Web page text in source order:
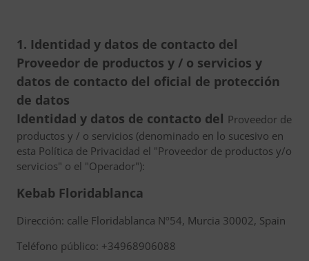
1. Identidad y datos de contacto del
Proveedor de productos y / o servicios y
datos de contacto del oficial de protección
de datos
Identidad y datos de contacto del Proveedor de
productos y / o servicios (denominado en lo sucesivo en
esta Política de Privacidad el "Proveedor de productos y/o
servicios" o el "Operador"):
Kebab Floridablanca
Dirección: calle Floridablanca Nº54, Murcia 30002, Spain
Teléfono público: +34968906088